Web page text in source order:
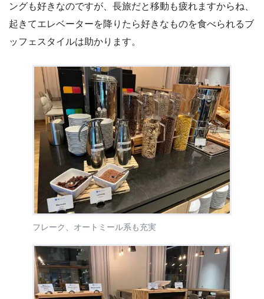
ングも好きなのですが、長旅だと移動も疲れますからね、
起きてエレベーターを降りたら好きなものを食べられるブ
ッフェスタイルは助かります。
フレーク、オートミール系も充実